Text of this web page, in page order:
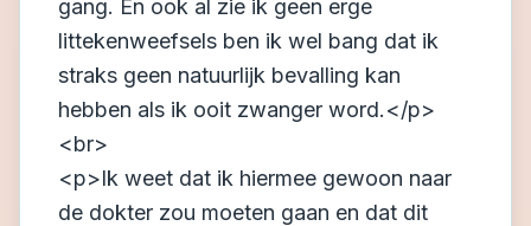
gang. En ook al zie ik geen erge
littekenweefsels ben ik wel bang dat ik
straks geen natuurlijk bevalling kan
hebben als ik ooit zwanger word.</p>
<br>
<p>Ik weet dat ik hiermee gewoon naar
de dokter zou moeten gaan en dat dit